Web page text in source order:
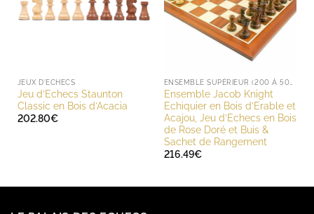
JEUX D'ECHECS
Jeu d’Echecs Staunton
Classic en Bois d’Acacia
202.80€
Ensemble Jacob Knight
Echiquier en Bois d’Erable et
Acajou, Jeu d’Echecs en Bois
de Rose Doré et Buis &
Sachet de Rangement
216.49€